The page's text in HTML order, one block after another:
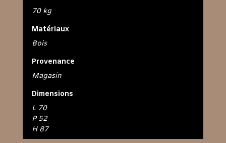
70 kg
Matériaux
Bois
Provenance
Magasin
Dimensions
L 70
P 52
H 87